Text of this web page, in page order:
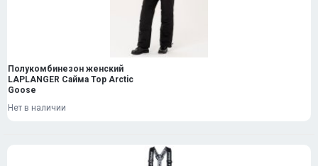
Полукомбинезон женский
LAPLANGER Сайма Top Arctic
Goose
Нет в наличии